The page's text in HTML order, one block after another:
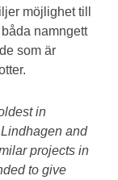
möjlighet till
namngett
som är
in
and
projects in
to give